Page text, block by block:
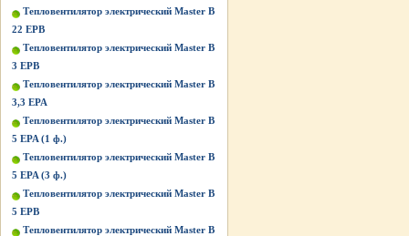
Тепловентилятор электрический Master B
22 EPB
Тепловентилятор электрический Master B
3 EPB
Тепловентилятор электрический Master B
3,3 EPA
Тепловентилятор электрический Master B
5 EPA (1 ф.)
Тепловентилятор электрический Master B
5 EPA (3 ф.)
Тепловентилятор электрический Master B
5 EPB
Тепловентилятор электрический Master B